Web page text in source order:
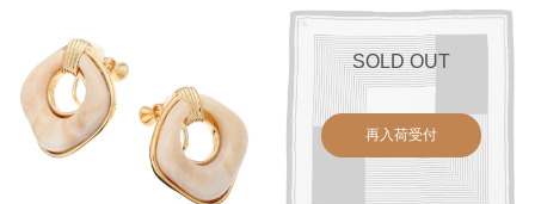
SOLD OUT
再入荷受付